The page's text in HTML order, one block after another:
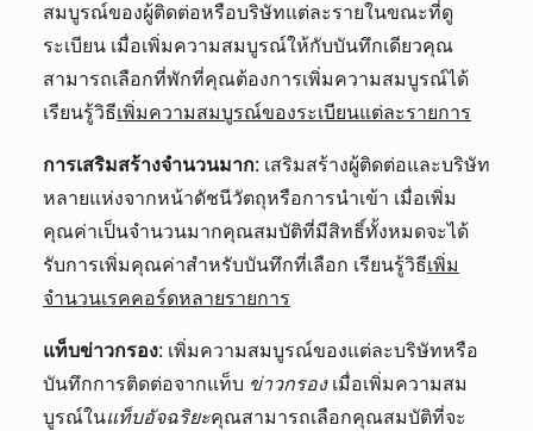
สมบูรณ์ของผู้ติดต่อหรือบริษัทแต่ละรายในขณะที่ดู
ระเบียน เมื่อเพิ่มความสมบูรณ์ให้กับบันทึกเดียวคุณ
สามารถเลือกที่พักที่คุณต้องการเพิ่มความสมบูรณ์ได้
เรียนรู้วิธีเพิ่มความสมบูรณ์ของระเบียนแต่ละรายการ
การเสริมสร้างจำนวนมาก: เสริมสร้างผู้ติดต่อและบริษัท
หลายแห่งจากหน้าดัชนีวัตถุหรือการนำเข้า เมื่อเพิ่ม
คุณค่าเป็นจำนวนมากคุณสมบัติที่มีสิทธิ์ทั้งหมดจะได้
รับการเพิ่มคุณค่าสำหรับบันทึกที่เลือก เรียนรู้วิธีเพิ่ม
จำนวนเรคคอร์ดหลายรายการ
แท็บข่าวกรอง: เพิ่มความสมบูรณ์ของแต่ละบริษัทหรือ
บันทึกการติดต่อจากแท็บ ข่าวกรองเมื่อเพิ่มความสม
บูรณ์ในแท็บอัจฉริยะคุณสามารถเลือกคุณสมบัติที่จะ